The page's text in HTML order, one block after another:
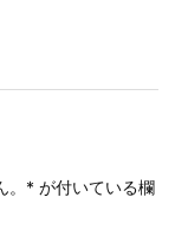
* が付いている欄